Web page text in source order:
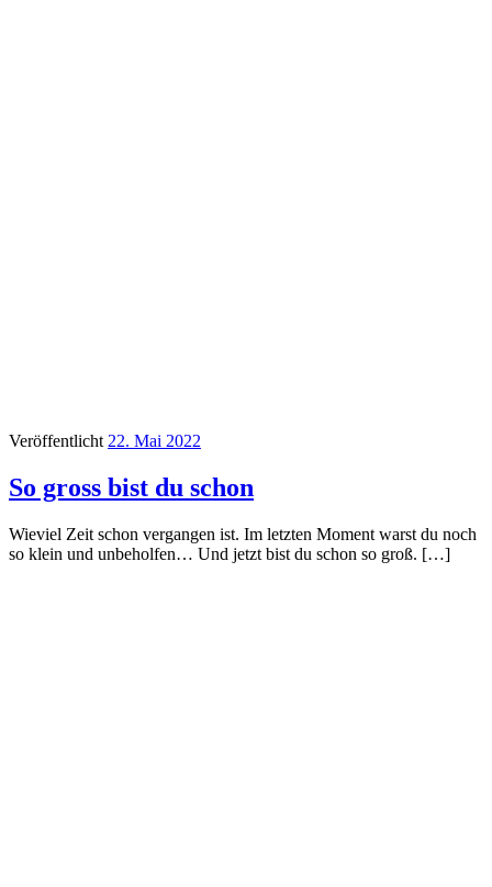
Veröffentlicht 22. Mai 2022
So gross bist du schon
Wieviel Zeit schon vergangen ist. Im letzten Moment warst du noch
so klein und unbeholfen… Und jetzt bist du schon so groß. […]